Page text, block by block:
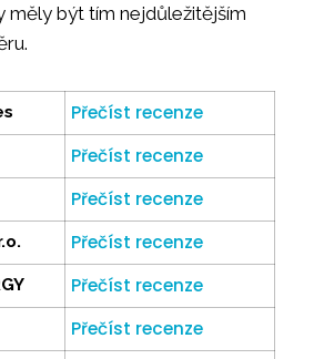
měly být tím nejdůležitějším
Přečíst recenze
Přečíst recenze
Přečíst recenze
Přečíst recenze
Přečíst recenze
Přečíst recenze